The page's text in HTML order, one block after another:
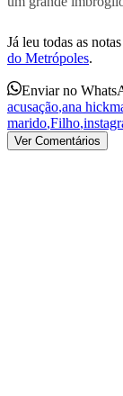
Já leu todas as
do Metrópoles.
Enviar no
acusação,ana
marido,Filho,
Ver Comentários